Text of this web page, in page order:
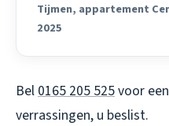
Tijmen, appartement
2025
Bel 0165 205 525voor
verrassingen, u beslist.